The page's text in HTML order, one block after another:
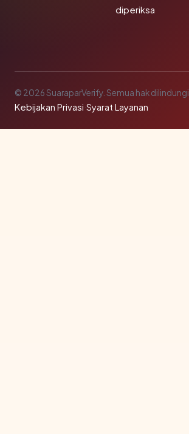
diperiksa
© 2026 SuaraparVerify. Semua hak dilindungi.
Kebijakan Privasi·Syarat Layanan